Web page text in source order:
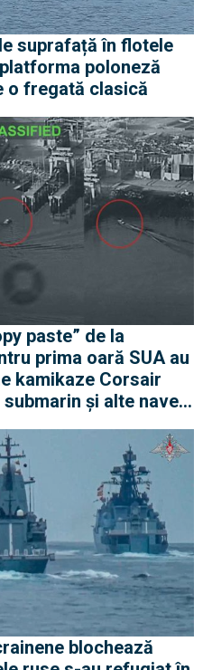
suprafață în flotele
poloneză
o fregată clasică
paste” de la
prima oară SUA au
kamikaze Corsair
și alte nave
blochează